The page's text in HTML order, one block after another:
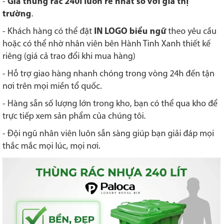
trường.
- Khách hàng có thể đặt
IN LOGO biểu ngữ theo yêu cầu
hoặc có thể nhờ nhân viên bên Hành Tinh Xanh thiết kế
riêng (giá cả trao đổi khi mua hàng)
- Hỗ trợ giao hàng nhanh chóng trong vòng 24h đến tận
nơi trên mọi miền tổ quốc.
- Hàng sẵn số lượng lớn trong kho, bạn có thể qua kho để
trực tiếp xem sản phẩm của chúng tôi.
- Đội ngũ nhân viên luôn sẵn sàng giúp bạn giải đáp mọi
thắc mắc mọi lúc, mọi nơi.